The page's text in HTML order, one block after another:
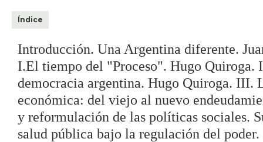
Índice
Introducción. Una Argentina diferente.
I.El tiempo del "Proceso". Hugo Quiroga.
democracia argentina. Hugo Quiroga. III.
económica: del viejo al nuevo
y reformulación de las políticas sociales.
salud pública bajo la regulación del